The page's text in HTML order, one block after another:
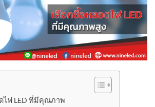
ไฟ LED ที่มีคุณภาพ